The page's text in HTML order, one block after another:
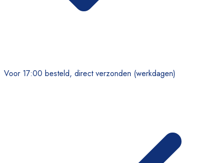
Voor 17:00 besteld, direct verzonden (werkdagen)